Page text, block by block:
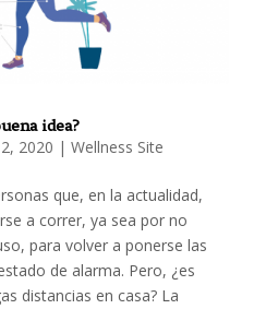
idea?
2020 | Wellness Site
que, en la actualidad,
a correr, ya sea por no
para volver a ponerse las
de alarma. Pero, ¿es
distancias en casa? La